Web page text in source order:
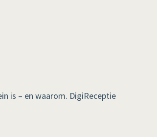
is – en waarom. DigiReceptie